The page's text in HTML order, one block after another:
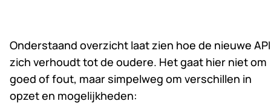
Onderstaand overzicht laat zien hoe de nieuwe API
zich verhoudt tot de oudere. Het gaat hier niet om
goed of fout, maar simpelweg om verschillen in
opzet en mogelijkheden: